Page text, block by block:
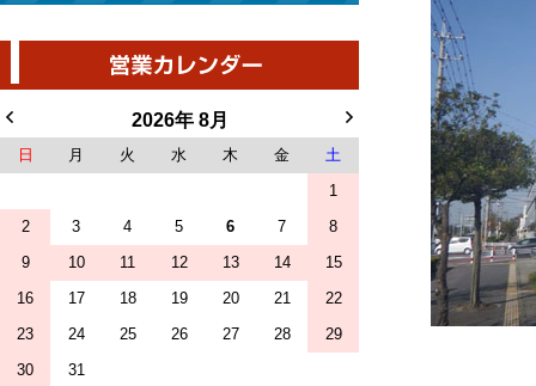
2026年 8月
日 月 火 水 木 金
土
1
2
3 4 5 6 7
8
9
10 11 12 13 14
15
16
17 18 19 20 21
22
23
24 25 26 27 28
29
30
31